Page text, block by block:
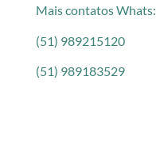
Mais contatos Whats:
(51) 989215120
(51) 989183529